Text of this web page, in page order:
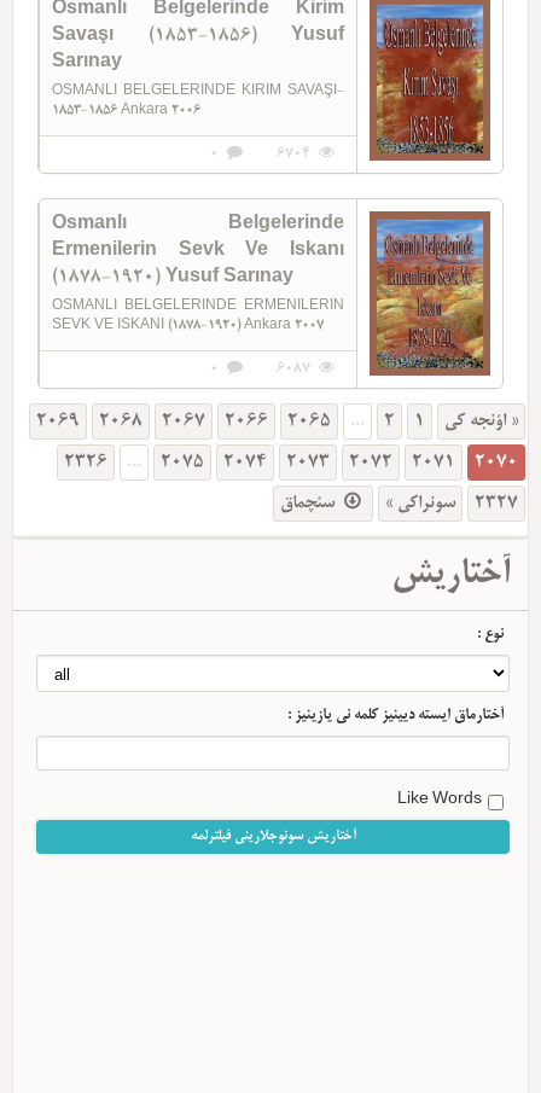
Osmanlı Belgelerinde Kirim
Savaşı (1853-1856) Yusuf
Sarınay
OSMANLI BELGELERINDE KIRIM SAVAŞI-
1853-1856 Ankara 2006
6704
0
Osmanlı Belgelerinde
Ermenilerin Sevk Ve Iskanı
(1878-1920) Yusuf Sarınay
OSMANLI BELGELERINDE ERMENILERIN
SEVK VE ISKANI (1878-1920) Ankara 2007
6087
0
« اؤنجه کی 1
2
...
2065
2066
2067
2068
2069
2070
2071
2072
2073
2074
2075
...
2326
2327 سونراکی » سئچماق
آختاریش
نوع :
آختارماق ایسته دیینیز کلمه نی یازینیز :
Like Words